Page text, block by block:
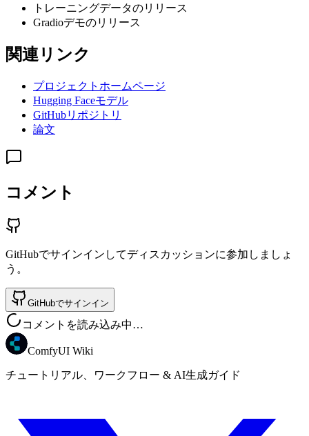
トレーニングデータのリリース
Gradioデモのリリース
関連リンク
プロジェクトホームページ
Hugging Faceモデル
GitHubリポジトリ
論文
コメント
GitHubでサインインしてディスカッションに参加しましょ
う。
GitHubでサインイン
コメントを読み込み中…
ComfyUI Wiki
チュートリアル、ワークフロー & AI生成ガイド